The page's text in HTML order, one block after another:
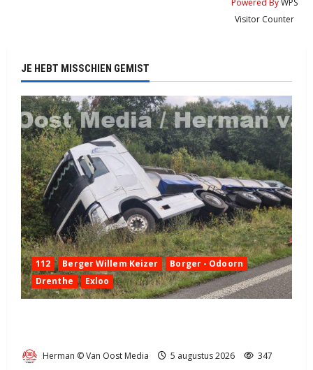
Powered ByWPS
Visitor Counter
JE HEBT MISSCHIEN GEMIST
112 Berger Willem Keizer
Borger - Odoorn
Drenthe
Exloo
Herman © Van Oost Media 5 augustus 2026 347